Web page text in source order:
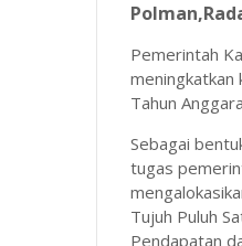
Pemerintah
meningkatkan
Tahun
Sebagai
tugas
Tujuh Puluh
Pendapatan